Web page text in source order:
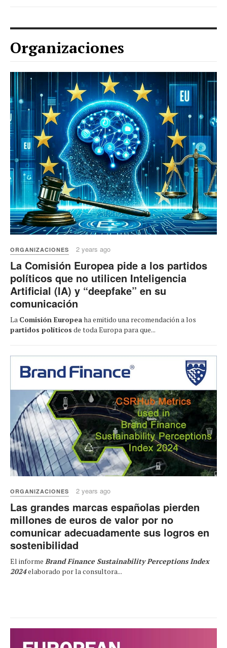
Organizaciones
ORGANIZACIONES 2 years ago
La Comisión Europea pide a los partidos
políticos que no utilicen Inteligencia
Artificial (IA) y “deepfake” en su
comunicación
La Comisión Europeaha emitido una recomendación a los
partidos políticos de toda Europa para que...
ORGANIZACIONES 2 years ago
Las grandes marcas españolas pierden
millones de euros de valor por no
comunicar adecuadamente sus logros en
sostenibilidad
El informe Brand Finance Sustainability Perceptions Index
2024elaborado por la consultora...